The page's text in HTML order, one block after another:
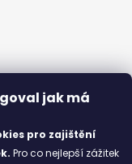
jak má
pro zajištění
Pro co nejlepší zážitek